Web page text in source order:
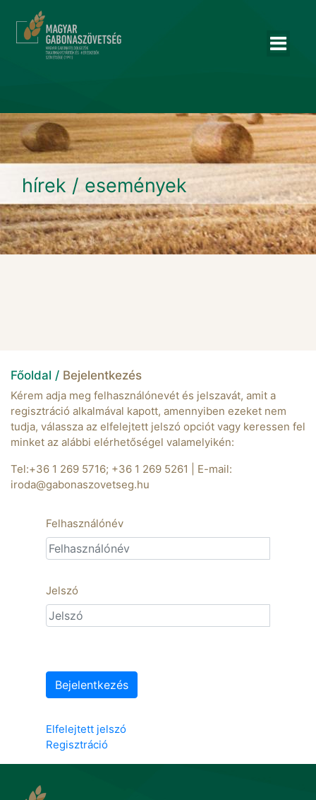
hírek / események
Főoldal / Bejelentkezés
Kérem adja meg felhasználónevét és jelszavát, amit a
regisztráció alkalmával kapott, amennyiben ezeket nem
tudja, válassza az elfelejtett jelszó opciót vagy keressen fel
minket az alábbi elérhetőségel valamelyikén:
Tel:+36 1 269 5716; +36 1 269 5261 | E-mail:
iroda@gabonaszovetseg.hu
Felhasználónév
Jelszó
Bejelentkezés
Elfelejtett jelszó
Regisztráció